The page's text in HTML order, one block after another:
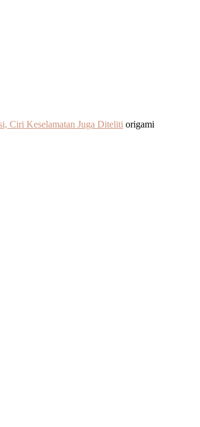
Ciri Keselamatan Juga Diteliti origami